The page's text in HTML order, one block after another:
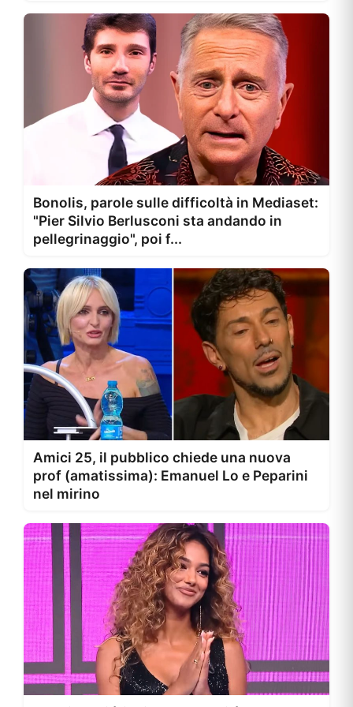
Bonolis, parole sulle difficoltà in Mediaset:
"Pier Silvio Berlusconi sta andando in
pellegrinaggio", poi f...
Amici 25, il pubblico chiede una nuova
prof (amatissima): Emanuel Lo e Peparini
nel mirino